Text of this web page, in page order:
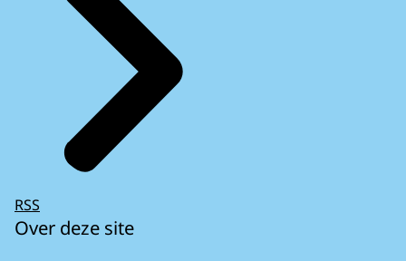
RSS
Over deze site